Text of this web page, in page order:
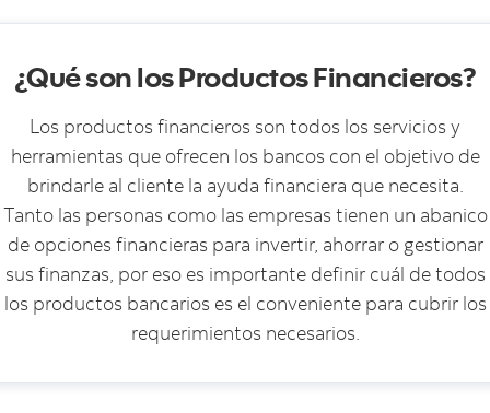
¿Qué son los Productos Financieros?
Los productos financieros son todos los servicios y
herramientas que ofrecen los bancos con el objetivo de
brindarle al cliente la ayuda financiera que necesita.
Tanto las personas como las empresas tienen un abanico
de opciones financieras para invertir, ahorrar o gestionar
sus finanzas, por eso es importante definir cuál de todos
los productos bancarios es el conveniente para cubrir los
requerimientos necesarios.